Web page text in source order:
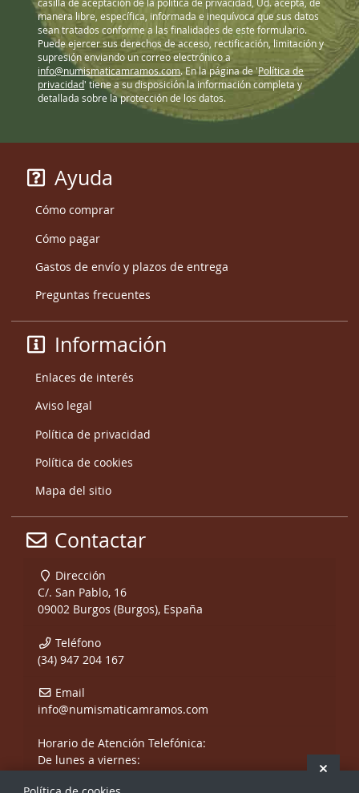
casilla de aceptación de la política de privacidad, Ud. acepta, de
manera libre, específica, informada e inequívoca que sus datos
sean tratados conforme a las finalidades de este formulario.
Puede ejercer sus derechos de acceso, rectificación, limitación y
supresión enviando un correo electrónico a
info@numismaticamramos.com. En la página de 'Política de
privacidad' tiene a su disposición la información completa y
detallada sobre la protección de los datos.
Ayuda
Cómo comprar
Cómo pagar
Gastos de envío y plazos de entrega
Preguntas frecuentes
Información
Enlaces de interés
Aviso legal
Política de privacidad
Política de cookies
Mapa del sitio
Contactar
Dirección
C/. San Pablo, 16
09002 Burgos (Burgos), España
Teléfono
(34) 947 204 167
Email
info@numismaticamramos.com
Horario de Atención Telefónica:
De lunes a viernes: